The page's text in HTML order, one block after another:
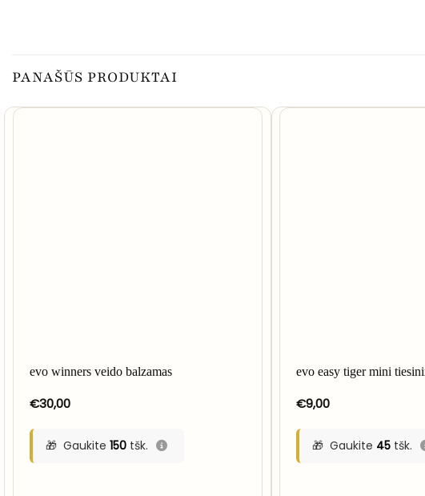
PANAŠŪS PRODUKTAI
evo winners veido balzamas
€30,00
Gaukite 150tšk.
evo easy tiger mini
€9,00
Gaukite 45 tšk.